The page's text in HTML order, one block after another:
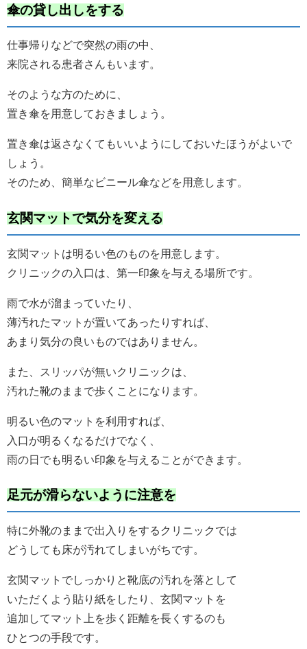
傘の貸し出しをする
仕事帰りなどで突然の雨の中、
来院される患者さんもいます。
そのような方のために、
置き傘を用意しておきましょう。
置き傘は返さなくてもいいようにしておいたほうがよいで
しょう。
そのため、簡単なビニール傘などを用意します。
玄関マットで気分を変える
玄関マットは明るい色のものを用意します。
クリニックの入口は、第一印象を与える場所です。
雨で水が溜まっていたり、
薄汚れたマットが置いてあったりすれば、
あまり気分の良いものではありません。
また、スリッパが無いクリニックは、
汚れた靴のままで歩くことになります。
明るい色のマットを利用すれば、
入口が明るくなるだけでなく、
雨の日でも明るい印象を与えることができます。
足元が滑らないように注意を
特に外靴のままで出入りをするクリニックでは
どうしても床が汚れてしまいがちです。
玄関マットでしっかりと靴底の汚れを落として
いただくよう貼り紙をしたり、玄関マットを
追加してマット上を歩く距離を長くするのも
ひとつの手段です。